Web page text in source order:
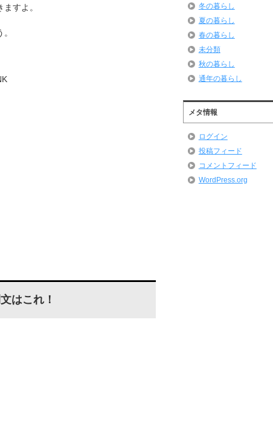
すよ。
はこれ！
冬の暮らし
夏の暮らし
春の暮らし
未分類
秋の暮らし
通年の暮らし
メタ情報
ログイン
投稿フィード
コメントフィード
WordPress.org